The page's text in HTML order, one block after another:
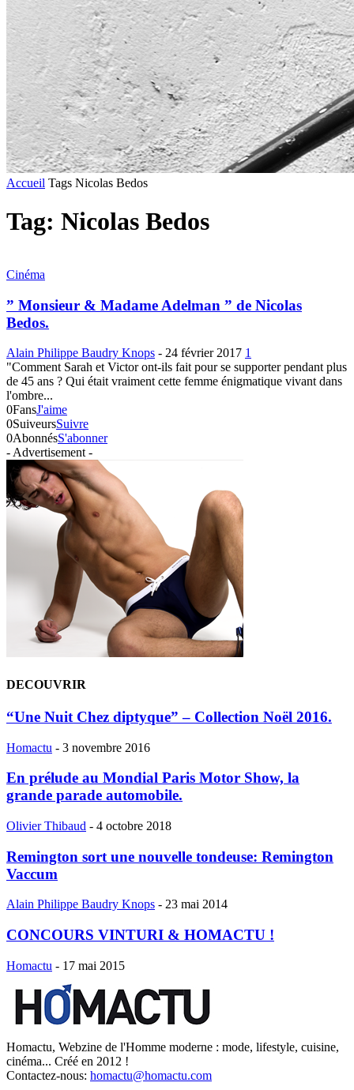
Accueil Tags Nicolas Bedos
Tag: Nicolas Bedos
Cinéma
” Monsieur & Madame Adelman ” de Nicolas
Bedos.
Alain Philippe Baudry Knops - 24 février 2017 1
"Comment Sarah et Victor ont-ils fait pour se supporter pendant plus
de 45 ans ? Qui était vraiment cette femme énigmatique vivant dans
l'ombre...
0FansJ'aime
0SuiveursSuivre
0AbonnésS'abonner
- Advertisement -
DECOUVRIR
“Une Nuit Chez diptyque” – Collection Noël 2016.
Homactu - 3 novembre 2016
En prélude au Mondial Paris Motor Show, la
grande parade automobile.
Olivier Thibaud - 4 octobre 2018
Remington sort une nouvelle tondeuse: Remington
Vaccum
Alain Philippe Baudry Knops - 23 mai 2014
CONCOURS VINTURI & HOMACTU !
Homactu - 17 mai 2015
Homactu, Webzine de l'Homme moderne : mode, lifestyle, cuisine,
cinéma... Créé en 2012 !
Contactez-nous: homactu@homactu.com